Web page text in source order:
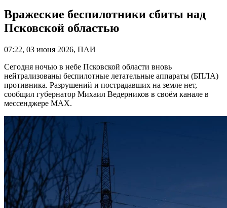
Вражеские беспилотники сбиты над
Псковской областью
07:22, 03 июня 2026, ПАИ
Сегодня ночью в небе Псковской области вновь
нейтрализованы беспилотные летательные аппараты (БПЛА)
противника. Разрушений и пострадавших на земле нет,
сообщил губернатор Михаил Ведерников в своём канале в
мессенджере MАХ.